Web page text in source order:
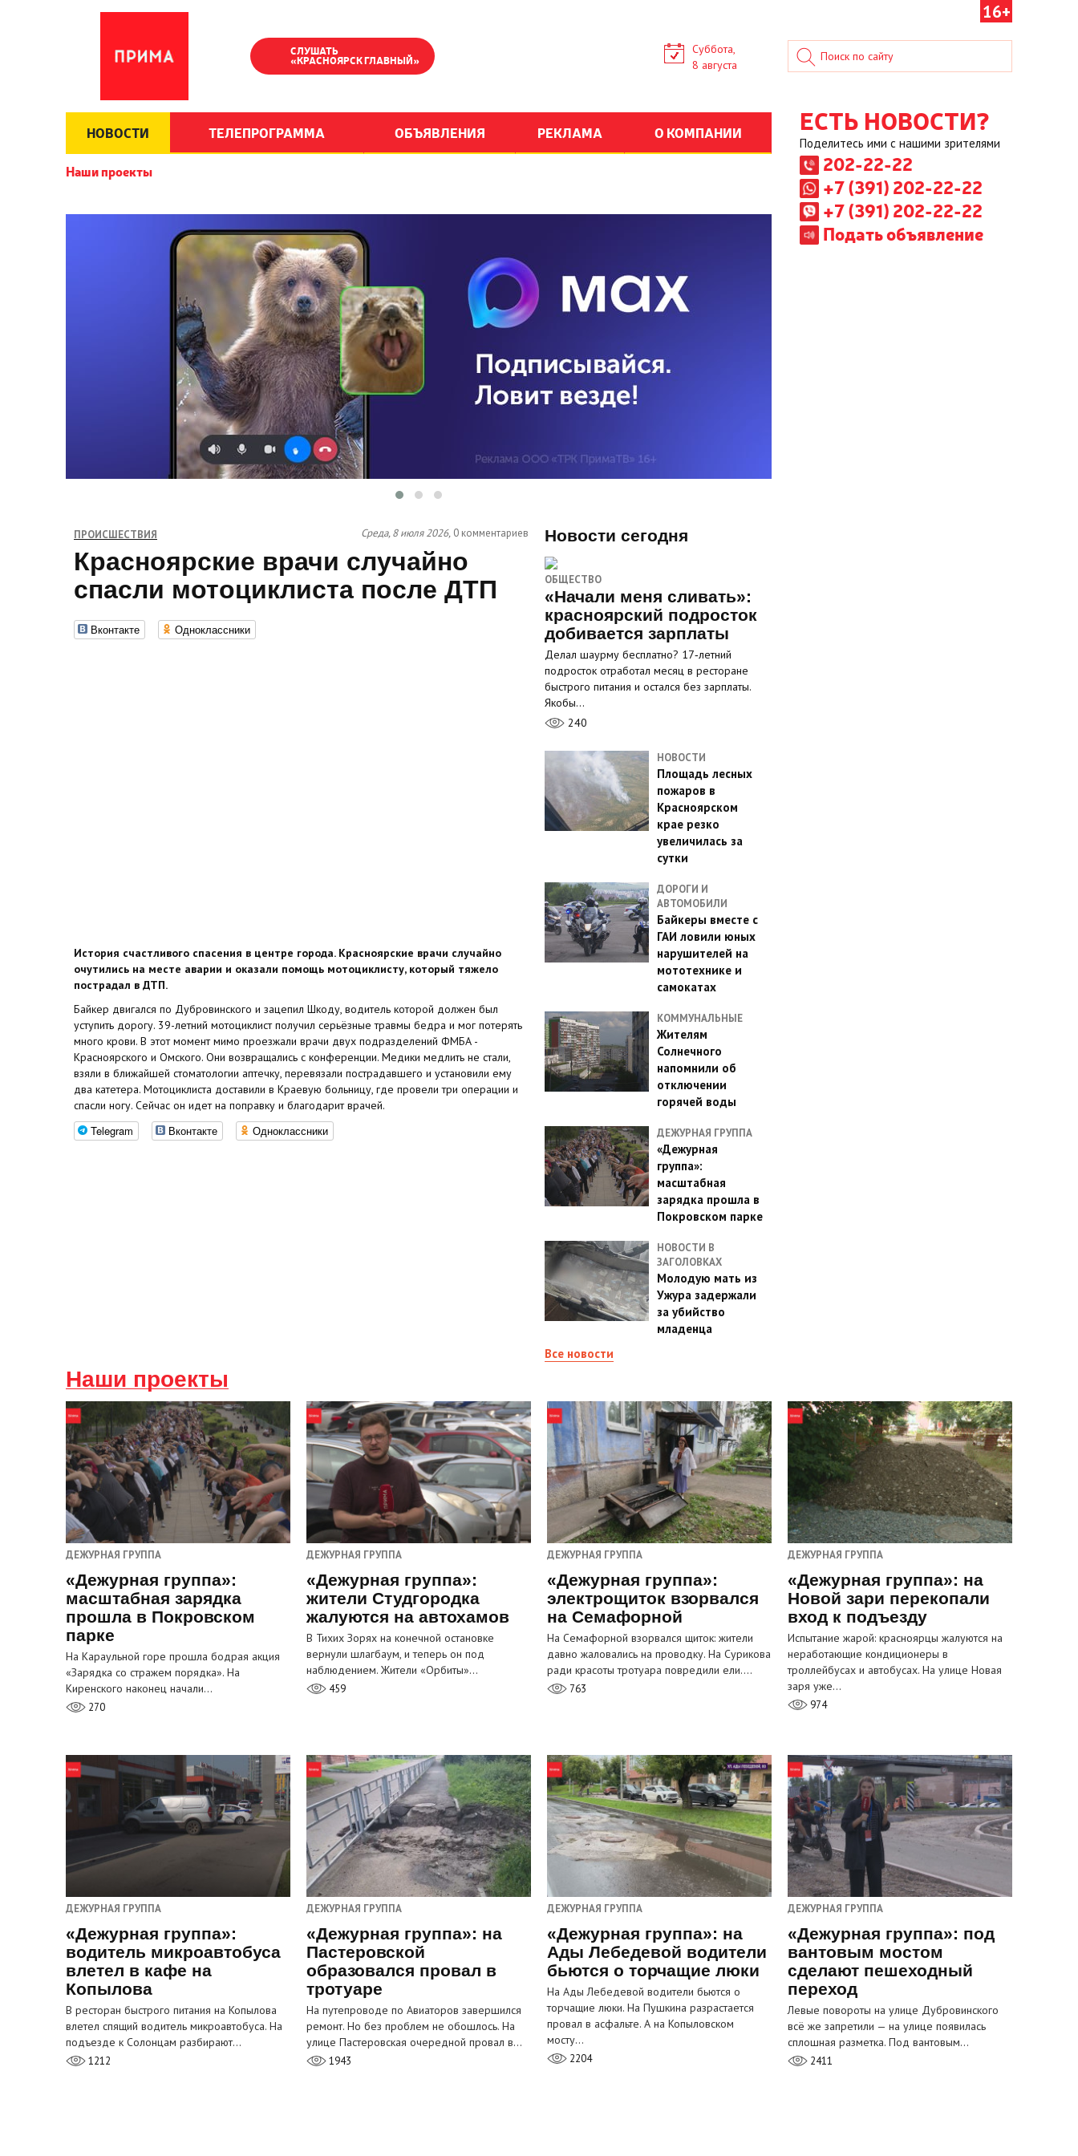
16+
СЛУШАТЬ
«КРАСНОЯРСК ГЛАВНЫЙ»
Суббота,
8 августа
НОВОСТИ ТЕЛЕПРОГРАММА ОБЪЯВЛЕНИЯ РЕКЛАМА О КОМПАНИИ
Наши проекты
ЕСТЬ НОВОСТИ?
Поделитесь ими с нашими зрителями
202-22-22
+7 (391) 202-22-22
+7 (391) 202-22-22
Подать объявление
ПРОИСШЕСТВИЯ Среда, 8 июля 2026, 0 комментариев
Красноярские врачи случайно
спасли мотоциклиста после ДТП
Вконтакте Одноклассники
История счастливого спасения в центре города. Красноярские врачи случайно
очутились на месте аварии и оказали помощь мотоциклисту, который тяжело
пострадал в ДТП.
Байкер двигался по Дубровинского и зацепил Шкоду, водитель которой должен был
уступить дорогу. 39-летний мотоциклист получил серьёзные травмы бедра и мог потерять
много крови. В этот момент мимо проезжали врачи двух подразделений ФМБА -
Красноярского и Омского. Они возвращались с конференции. Медики медлить не стали,
взяли в ближайшей стоматологии аптечку, перевязали пострадавшего и установили ему
два катетера. Мотоциклиста доставили в Краевую больницу, где провели три операции и
спасли ногу. Сейчас он идет на поправку и благодарит врачей.
Telegram Вконтакте Одноклассники
Новости сегодня
ОБЩЕСТВО
«Начали меня сливать»:
красноярский подросток
добивается зарплаты
Делал шаурму бесплатно? 17‑летний
подросток отработал месяц в ресторане
быстрого питания и остался без зарплаты.
Якобы…
240
НОВОСТИ
Площадь лесных
пожаров в
Красноярском
крае резко
увеличилась за
сутки
ДОРОГИ И
АВТОМОБИЛИ
Байкеры вместе с
ГАИ ловили юных
нарушителей на
мототехнике и
самокатах
КОММУНАЛЬНЫЕ
Жителям
Солнечного
напомнили об
отключении
горячей воды
ДЕЖУРНАЯ ГРУППА
«Дежурная
группа»:
масштабная
зарядка прошла в
Покровском парке
НОВОСТИ В
ЗАГОЛОВКАХ
Молодую мать из
Ужура задержали
за убийство
младенца
Все новости
Наши проекты
ДЕЖУРНАЯ ГРУППА
«Дежурная группа»:
масштабная зарядка
прошла в Покровском
парке
На Караульной горе прошла бодрая акция
«Зарядка со стражем порядка». На
Киренского наконец начали…
270
ДЕЖУРНАЯ ГРУППА
«Дежурная группа»:
жители Студгородка
жалуются на автохамов
В Тихих Зорях на конечной остановке
вернули шлагбаум, и теперь он под
наблюдением. Жители «Орбиты»…
459
ДЕЖУРНАЯ ГРУППА
«Дежурная группа»:
электрощиток взорвался
на Семафорной
На Семафорной взорвался щиток: жители
давно жаловались на проводку. На Сурикова
ради красоты тротуара повредили ели.…
763
ДЕЖУРНАЯ ГРУППА
«Дежурная группа»: на
Новой зари перекопали
вход к подъезду
Испытание жарой: красноярцы жалуются на
неработающие кондиционеры в
троллейбусах и автобусах. На улице Новая
заря уже…
974
ДЕЖУРНАЯ ГРУППА
«Дежурная группа»:
водитель микроавтобуса
влетел в кафе на
Копылова
В ресторан быстрого питания на Копылова
влетел спящий водитель микроавтобуса. На
подъезде к Солонцам разбирают…
1212
ДЕЖУРНАЯ ГРУППА
«Дежурная группа»: на
Пастеровской
образовался провал в
тротуаре
На путепроводе по Авиаторов завершился
ремонт. Но без проблем не обошлось. На
улице Пастеровская очередной провал в…
1943
ДЕЖУРНАЯ ГРУППА
«Дежурная группа»: на
Ады Лебедевой водители
бьются о торчащие люки
На Ады Лебедевой водители бьются о
торчащие люки. На Пушкина разрастается
провал в асфальте. А на Копыловском
мосту…
2204
ДЕЖУРНАЯ ГРУППА
«Дежурная группа»: под
вантовым мостом
сделают пешеходный
переход
Левые повороты на улице Дубровинского
всё же запретили — на улице появилась
сплошная разметка. Под вантовым…
2411